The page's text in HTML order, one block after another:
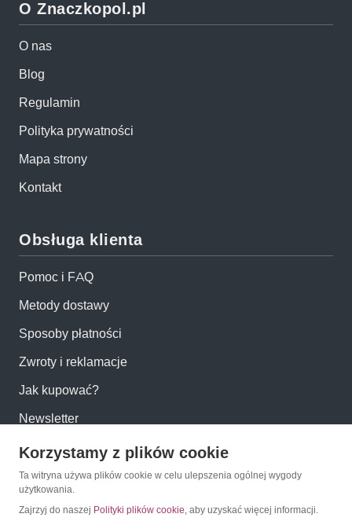
O Znaczkopol.pl
O nas
Blog
Regulamin
Polityka prywatności
Mapa strony
Kontakt
Obsługa klienta
Pomoc i FAQ
Metody dostawy
Sposoby płatności
Zwroty i reklamacje
Jak kupować?
Newsletter
Konto
Moje konto
Korzystamy z plików cookie
Ta witryna używa plików cookie w celu ulepszenia ogólnej wygody
użytkowania.
Zajrzyj do naszej Polityki plików cookie, aby uzyskać więcej informacji.